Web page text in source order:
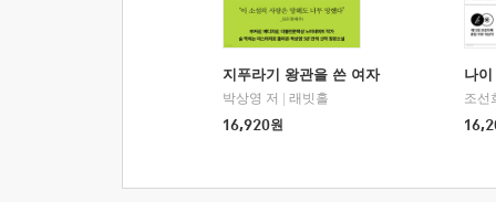
지푸라기 왕관을 쓴 여자
박상영 저
래빗홀
16,920원
나
조선